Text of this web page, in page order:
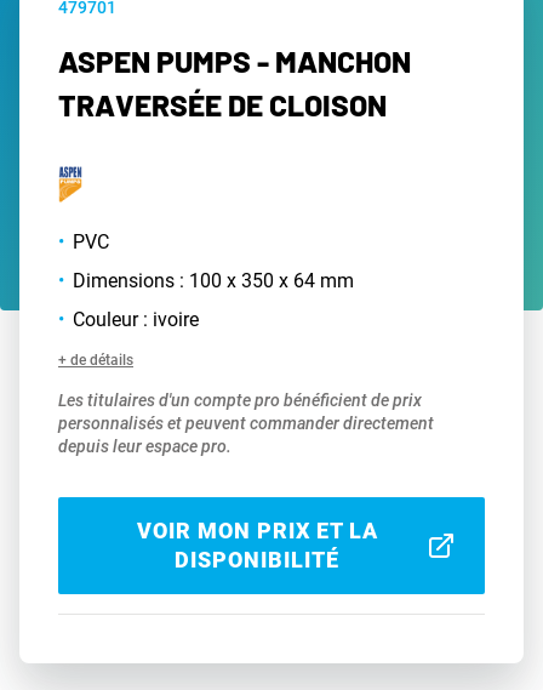
479701
ASPEN PUMPS - MANCHON
TRAVERSÉE DE CLOISON
PVC
Dimensions : 100 x 350 x 64 mm
Couleur : ivoire
+ de détails
Les titulaires d'un compte pro bénéficient de prix
personnalisés et peuvent commander directement
depuis leur espace pro.
VOIR MON PRIX ET LA
DISPONIBILITÉ